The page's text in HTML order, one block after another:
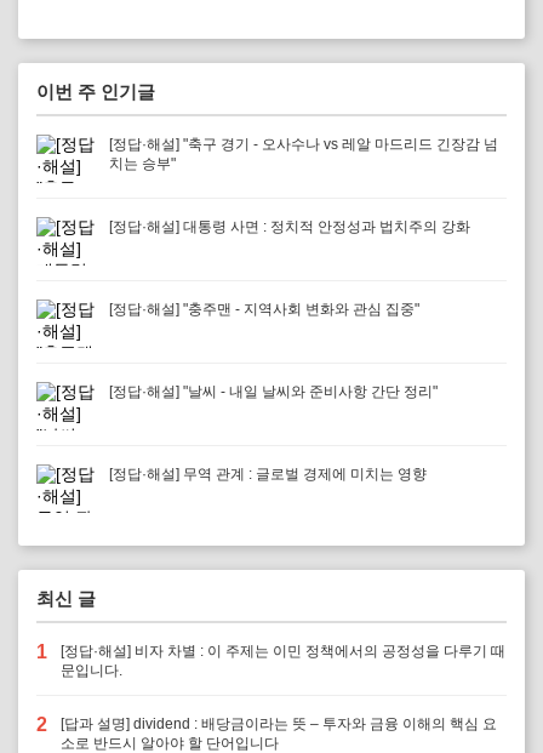
이번 주 인기글
[정답·해설] "축구 경기 - 오사수나 vs 레알 마드리드 긴장감 넘
치는 승부"
[정답·해설] 대통령 사면 : 정치적 안정성과 법치주의 강화
[정답·해설] "충주맨 - 지역사회 변화와 관심 집중"
[정답·해설] "날씨 - 내일 날씨와 준비사항 간단 정리"
[정답·해설] 무역 관계 : 글로벌 경제에 미치는 영향
최신 글
1
[정답·해설] 비자 차별 : 이 주제는 이민 정책에서의 공정성을 다루기 때
문입니다.
2
[답과 설명] dividend : 배당금이라는 뜻 – 투자와 금융 이해의 핵심 요
소로 반드시 알아야 할 단어입니다